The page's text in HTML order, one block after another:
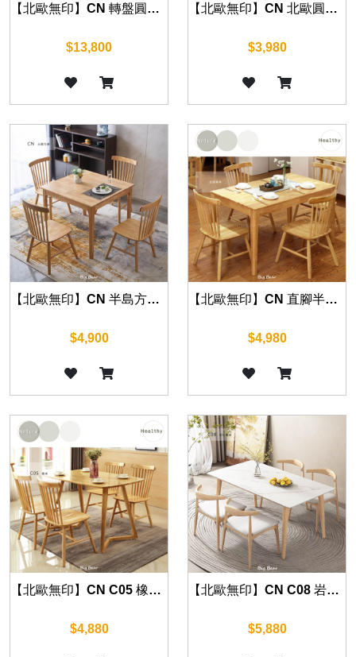
【北歐無印】CN 轉盤圓桌 120cm/130cm/150cm
$13,800
【北歐無印】CN 北歐圓桌 60cm/80cm/100cm/120cm
$3,980
【北歐無印】CN 半島方桌 70cm/80cm/90cm/100cm
$4,900
【北歐無印】CN 直腳半島 橡木餐桌 120cm/130cm/150cm
$4,980
【北歐無印】CN C05 橡木餐桌 130cm/140cm/160cm
$4,880
【北歐無印】CN C08 岩板餐桌 120cm/130cm/140cm/150cm/160cm
$5,880